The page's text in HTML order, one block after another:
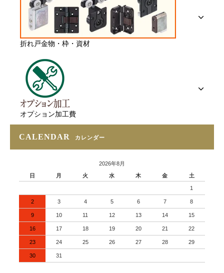
折れ戸金物・枠・資材
オプション加工費
CALENDAR カレンダー
2026年8月
日
月 火 水 木 金 土
1
2 3 4 5 6 7 8
9 10 11 12 13 14 15
16 17 18 19 20 21 22
23 24 25 26 27 28 29
30 31